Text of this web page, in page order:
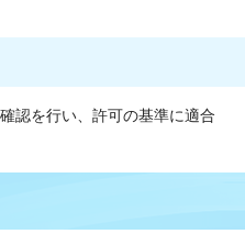
認を行い、許可の基準に適合